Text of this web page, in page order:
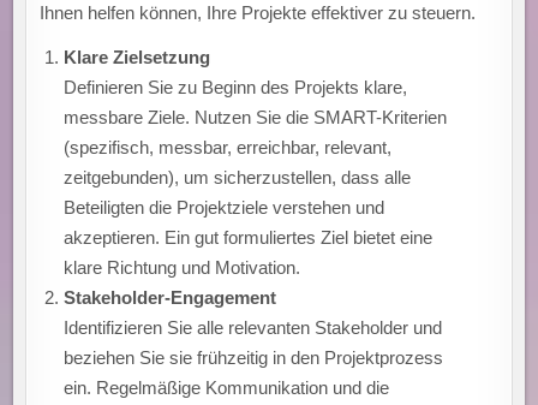
Ihnen helfen können, Ihre Projekte effektiver zu steuern.
Klare Zielsetzung
Definieren Sie zu Beginn des Projekts klare,
messbare Ziele. Nutzen Sie die SMART-Kriterien
(spezifisch, messbar, erreichbar, relevant,
zeitgebunden), um sicherzustellen, dass alle
Beteiligten die Projektziele verstehen und
akzeptieren. Ein gut formuliertes Ziel bietet eine
klare Richtung und Motivation.
Stakeholder-Engagement
Identifizieren Sie alle relevanten Stakeholder und
beziehen Sie sie frühzeitig in den Projektprozess
ein. Regelmäßige Kommunikation und die